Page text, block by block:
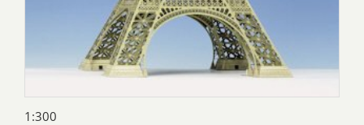
1:300